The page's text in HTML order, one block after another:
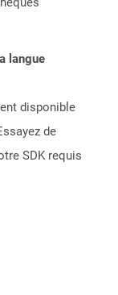
langue
disponible
de
SDK requis